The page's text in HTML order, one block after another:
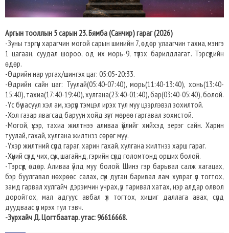
Аргын тооллын 5 сарын 23. Бямба (Санчир) гараг (2026)
-Зуны тэргүүн харагчин могой сарын шинийн 7, өдөр улаагчин тахиа, мэнгэ
1 цагаан, суудал шороо, од их морь-9, түлэх барилдлагат. Тэрсүүдийн
өдөр.
-Өдрийн нар ургах/шингэх цаг: 05:05-20:33.
-Өдрийн сайн цаг: Туулай(05:40-07:40), морь(11:40-13:40), хонь(13:40-
15:40), тахиа(17:40-19:40), хулгана(23:40-01:40), бар(03:40-05:40), болой.
-Үс бүү засуул хэл ам, хэрүүл тэмцэл ирэх тул муу цээрлэвэл зохилтой.
-Хол газар явагсад баруун хойд зүгт мөрөө гаргавал зохистой.
-Могой, үхэр, тахиа жилтнээ аливаа үйлийг хийхэд эерэг сайн. Харин
туулай, гахай, хулгана жилтнээ сөрөг муу.
-Үхэр жилтний сүлд гараг, харин гахай, хулгана жилтнээ харш гараг.
-Хүний сүлд чих, сүүж, шагайнд, гэрийн сүлд голомтонд орших болой.
-Тэрсүүд өдөр. Аливаа үйлд муу болой. Шинэ гэр барьвал салж хагацах,
бэр буулгавал нөхрөөс салах, сүм дуган баривал лам хувраг үл тогтох,
замд гарвал хулгайч дэрэмчин учрах, үр таривал хатах, нэр алдар олвол
доройтох, мал адгуус авбал үл тогтох, хишиг даллага авах, сүлд
дуудваас үл ирэх тул тэвч.
-Зурхайч Д. Цогтбаатар. утас: 96616668.